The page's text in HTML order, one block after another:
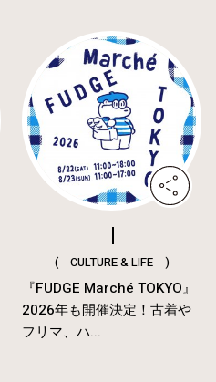
( CULTURE & LIFE )
『FUDGE Marché TOKYO』
2026年も開催決定！古着や
フリマ、ハ...